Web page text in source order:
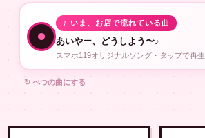
♪ いま、お店で流れている曲
あいやー、どうしよう〜♪
スマホ119オリジナルソング・タップで再生
↻ べつの曲にする